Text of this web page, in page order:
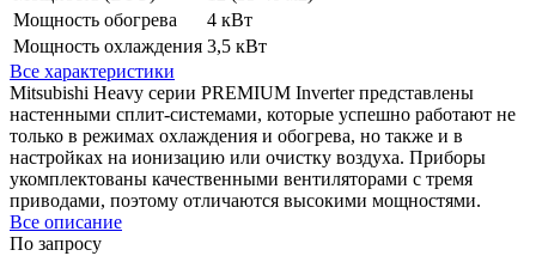
Мощность обогрева
4 кВт
Мощность охлаждения 3,5 кВт
Все характеристики
Mitsubishi Heavy серии PREMIUM Inverter представлены
настенными сплит-системами, которые успешно работают не
только в режимах охлаждения и обогрева, но также и в
настройках на ионизацию или очистку воздуха. Приборы
укомплектованы качественными вентиляторами с тремя
приводами, поэтому отличаются высокими мощностями.
Все описание
По запросу